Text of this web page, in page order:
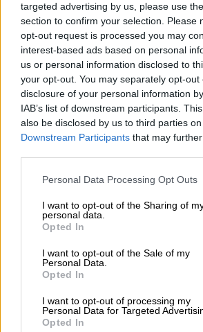
targeted advertising by us, please use
section to confirm your selection. Please
opt-out request is processed you may
interest-based ads based on personal
us or personal information disclosed to
your opt-out. You may separately opt-
disclosure of your personal information
IAB’s list of downstream participants.
also be disclosed by us to third parties
Downstream Participants that may
Please note that this website/app uses
not limited to your visit or usage
grant or deny consent to Google and its
use your data for below specified
consent section.
Personal Data Processing Opt Outs
I want to opt-out of the Sharing of
personal data.
Opted In
I want to opt-out of the Sale of my
Personal Data.
Opted In
I want to opt-out of processing my
Personal Data for Targeted
Opted In
video
Τι λένε οι ειδικοί
Η επιστημονική ομάδα του
χρησιμοποιώντας δεδομένα
Sentinel-5P του
ηφαιστειακού διοξειδίου του
ολόκληρη την ατμοσφαιρική
κάθε σημείο του χάρτη.
επικρατούντες ανέμους,
το
νέφος κινήθηκε αρχικά
διασχίζοντας τη Μεσόγειο
φτάνοντας μέχρι και τα